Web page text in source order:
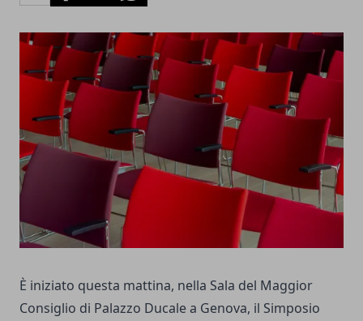
È iniziato questa mattina, nella Sala del Maggior
Consiglio di Palazzo Ducale a Genova, il Simposio